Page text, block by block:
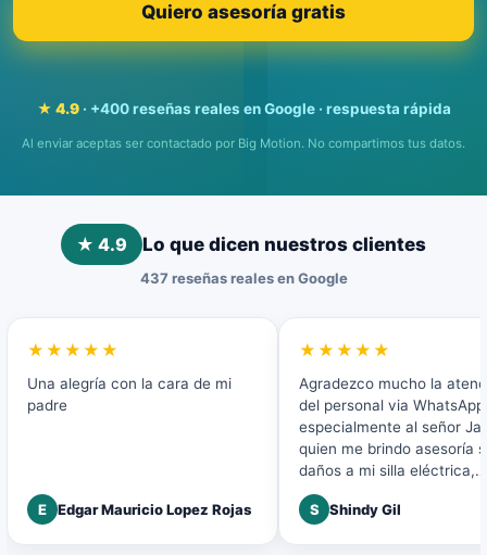
Quiero asesoría gratis
★ 4.9· +400 reseñas reales en Google · respuesta rápida
Al enviar aceptas ser contactado por Big Motion. No compartimos tus datos.
★ 4.9 Lo que dicen nuestros clientes
437 reseñas reales en Google
★★★★★
Una alegría con la cara de mi
padre
E Edgar Mauricio Lopez Rojas
★★★★★
Agradezco mucho la
del personal via
especialmente al señor
quien me brindo asesoría
daños a mi silla eléctrica,
agradezco la buena
disposición a mi solicitud.
S Shindy Gil